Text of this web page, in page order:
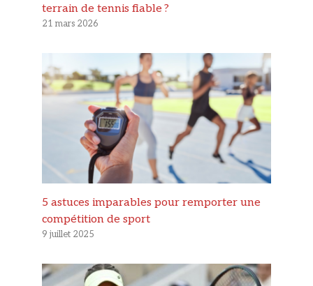
terrain de tennis fiable ?
21 mars 2026
5 astuces imparables pour remporter une
compétition de sport
9 juillet 2025